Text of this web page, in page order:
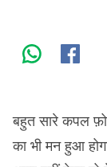
बहुत सारे कपल
का भी मन हुआ